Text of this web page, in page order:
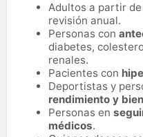
Adultos a partir de
revisión anual.
Personas con
diabetes,
renales.
Pacientes con
Deportistas y
rendimiento y
Personas en
médicos.